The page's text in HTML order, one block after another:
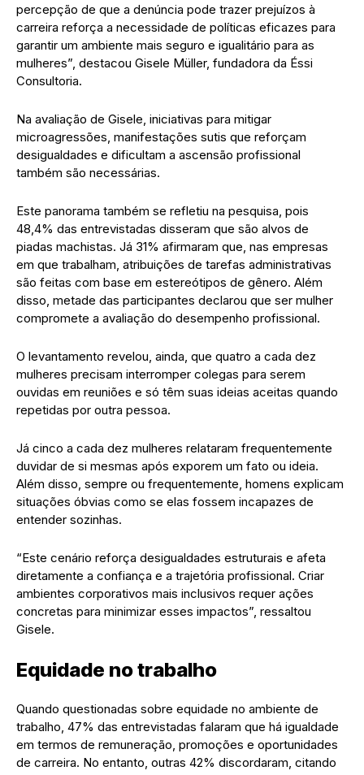
percepção de que a denúncia pode trazer prejuízos à
carreira reforça a necessidade de políticas eficazes para
garantir um ambiente mais seguro e igualitário para as
mulheres”, destacou Gisele Müller, fundadora da Éssi
Consultoria.
Na avaliação de Gisele, iniciativas para mitigar
microagressões, manifestações sutis que reforçam
desigualdades e dificultam a ascensão profissional
também são necessárias.
Este panorama também se refletiu na pesquisa, pois
48,4% das entrevistadas disseram que são alvos de
piadas machistas. Já 31% afirmaram que, nas empresas
em que trabalham, atribuições de tarefas administrativas
são feitas com base em estereótipos de gênero. Além
disso, metade das participantes declarou que ser mulher
compromete a avaliação do desempenho profissional.
O levantamento revelou, ainda, que quatro a cada dez
mulheres precisam interromper colegas para serem
ouvidas em reuniões e só têm suas ideias aceitas quando
repetidas por outra pessoa.
Já cinco a cada dez mulheres relataram frequentemente
duvidar de si mesmas após exporem um fato ou ideia.
Além disso, sempre ou frequentemente, homens explicam
situações óbvias como se elas fossem incapazes de
entender sozinhas.
“Este cenário reforça desigualdades estruturais e afeta
diretamente a confiança e a trajetória profissional. Criar
ambientes corporativos mais inclusivos requer ações
concretas para minimizar esses impactos”, ressaltou
Gisele.
Equidade no trabalho
Quando questionadas sobre equidade no ambiente de
trabalho, 47% das entrevistadas falaram que há igualdade
em termos de remuneração, promoções e oportunidades
de carreira. No entanto, outras 42% discordaram, citando